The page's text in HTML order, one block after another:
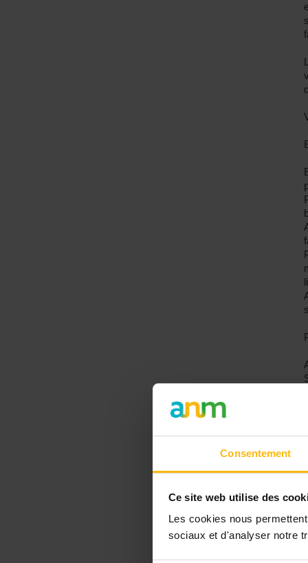
Consentement
Ce site web utilise des
Les cookies nous
sociaux et d'analyser notre